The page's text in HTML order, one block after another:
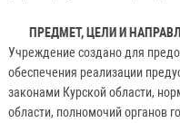
ПРЕДМЕТ, ЦЕЛИ И
Учреждение создано для
обеспечения реализации
законами Курской области,
области, полномочий органов